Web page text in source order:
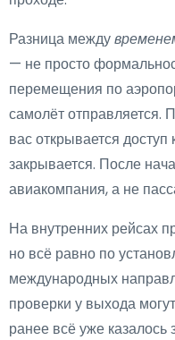
Разница между
— не просто
перемещения по
самолёт отправляется.
вас открывается
закрывается. После
авиакомпания, а не
На внутренних рейсах
но всё равно по
международных
проверки у выхода
ранее всё уже